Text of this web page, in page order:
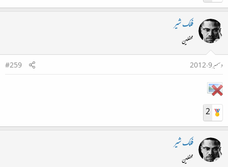
فلک شیر
محفلین
دسمبر 9، 2012
#259
2
فلک شیر
محفلین